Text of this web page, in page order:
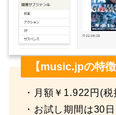
【music.jpの特徴
・月額￥1.922円(税
・お試し期間は30